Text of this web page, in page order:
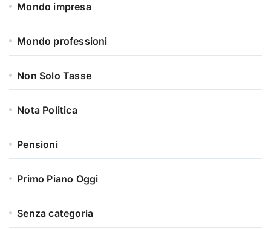
Mondo impresa
Mondo professioni
Non Solo Tasse
Nota Politica
Pensioni
Primo Piano Oggi
Senza categoria